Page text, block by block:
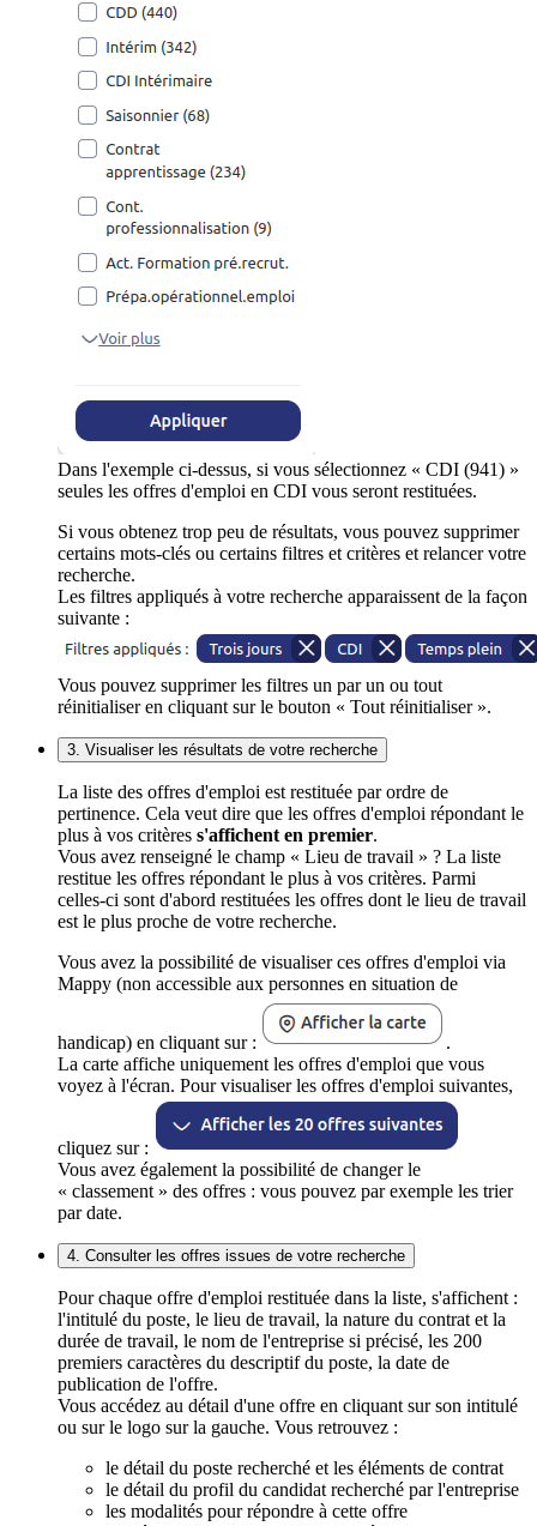
Dans l'exemple ci-dessus, si vous sélectionnez « CDI (941) »
seules les offres d'emploi en CDI vous seront restituées.
Si vous obtenez trop peu de résultats, vous pouvez supprimer
certains mots-clés ou certains filtres et critères et relancer votre
recherche.
Les filtres appliqués à votre recherche apparaissent de la façon
suivante :
Vous pouvez supprimer les filtres un par un ou tout
réinitialiser en cliquant sur le bouton « Tout réinitialiser ».
3. Visualiser les résultats de votre recherche
La liste des offres d'emploi est restituée par ordre de
pertinence. Cela veut dire que les offres d'emploi répondant le
plus à vos critères s'affichent en premier.
Vous avez renseigné le champ « Lieu de travail » ? La liste
restitue les offres répondant le plus à vos critères. Parmi
celles-ci sont d'abord restituées les offres dont le lieu de travail
est le plus proche de votre recherche.
Vous avez la possibilité de visualiser ces offres d'emploi via
Mappy (non accessible aux personnes en situation de
handicap) en cliquant sur :
.
La carte affiche uniquement les offres d'emploi que vous
voyez à l'écran. Pour visualiser les offres d'emploi suivantes,
cliquez sur :
Vous avez également la possibilité de changer le
« classement » des offres : vous pouvez par exemple les trier
par date.
4. Consulter les offres issues de votre recherche
Pour chaque offre d'emploi restituée dans la liste, s'affichent :
l'intitulé du poste, le lieu de travail, la nature du contrat et la
durée de travail, le nom de l'entreprise si précisé, les 200
premiers caractères du descriptif du poste, la date de
publication de l'offre.
Vous accédez au détail d'une offre en cliquant sur son intitulé
ou sur le logo sur la gauche. Vous retrouvez :
le détail du poste recherché et les éléments de contrat
le détail du profil du candidat recherché par l'entreprise
les modalités pour répondre à cette offre